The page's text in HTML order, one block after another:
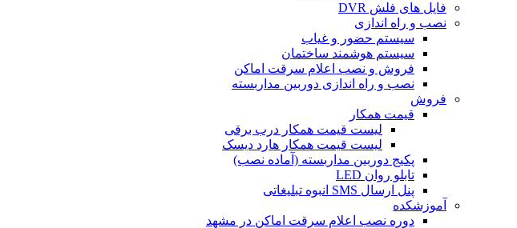
فایل های فلش DVR
نصب و راه اندازی
سیستم حضور و غیاب
سیستم هوشمند ساختمان
فروش و نصب اعلام سرقت اماکن
نصب و راه اندازی دوربین مداربسته
فروش
قیمت همکار
لیست قیمت همکار درب برقی
لیست قیمت همکار هارد دیسک
پکیج دوربین مداربسته (آماده نصب)
تابلو روان LED
پنل ارسال SMS انبوه تبلیغاتی
آموزشکده
دوره نصب اعلام سرقت اماکن در مشهد